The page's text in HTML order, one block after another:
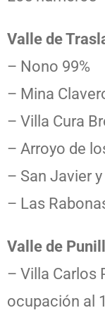
Valle de
– Nono 99%
– Mina
– Villa Cura
– Arroyo de
– San Javier
– Las
Valle de
– Villa Carlos
ocupación al